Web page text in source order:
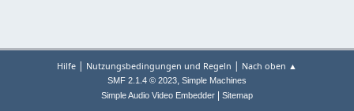
Hilfe | Nutzungsbedingungen und Regeln | Nach oben ▲
SMF 2.1.4 © 2023, Simple Machines
Simple Audio Video Embedder
Sitemap